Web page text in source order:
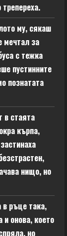
му, сякаш
мечтал за
с тежка
пустинните
познатата
в стаята
кърпа,
нищо, но
в ръце така,
онова, което
но